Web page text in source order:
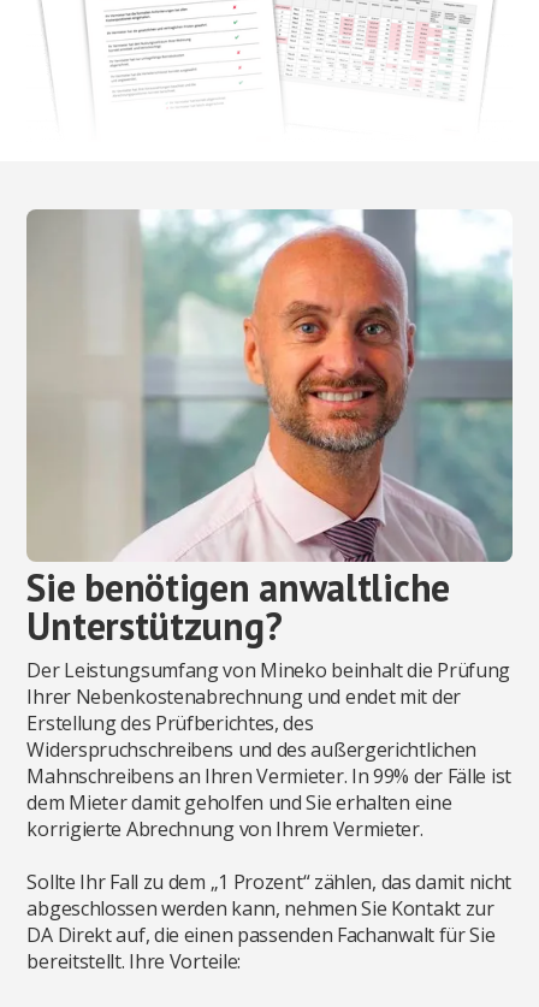
Sie benötigen anwaltliche
Unterstützung?
Der Leistungsumfang von Mineko beinhalt die Prüfung
Ihrer Nebenkostenabrechnung und endet mit der
Erstellung des Prüfberichtes, des
Widerspruchschreibens und des außergerichtlichen
Mahnschreibens an Ihren Vermieter. In 99% der Fälle ist
dem Mieter damit geholfen und Sie erhalten eine
korrigierte Abrechnung von Ihrem Vermieter.
Sollte Ihr Fall zu dem „1 Prozent“ zählen, das damit nicht
abgeschlossen werden kann, nehmen Sie Kontakt zur
DA Direkt auf, die einen passenden Fachanwalt für Sie
bereitstellt. Ihre Vorteile: